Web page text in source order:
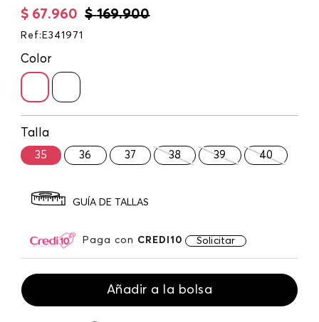
$ 169.900
$ 67.960
Ref : E341971
Color
Talla
35 36 37 38 39 40
GUÍA DE TALLAS
Paga con CREDI10 Solicitar
Añadir a la bolsa